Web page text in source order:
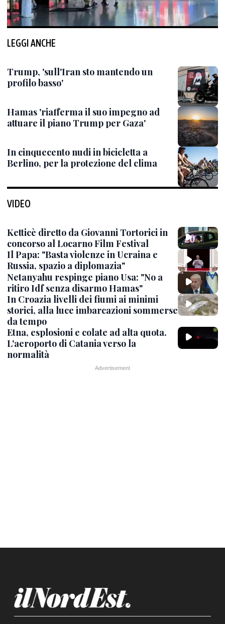
LEGGI ANCHE
Trump, 'sull'Iran sto mantendo un
profilo basso'
Hamas 'riafferma il suo impegno ad
attuare il piano Trump per Gaza'
In cinquecento nudi in bicicletta a
Berlino, per la protezione del clima
VIDEO
Ketticè diretto da Giovanni Tortorici in
concorso al Locarno Film Festival
Il Papa: "Basta violenze in Ucraina e
Russia, spazio a diplomazia"
Netanyahu respinge piano Usa: "No a
ritiro Idf senza disarmo Hamas"
In Croazia livelli dei fiumi ai minimi
storici, alla luce imbarcazioni sommerse
da tempo
Etna, esplosioni e colate ad alta quota.
L'aeroporto di Catania verso la
normalità